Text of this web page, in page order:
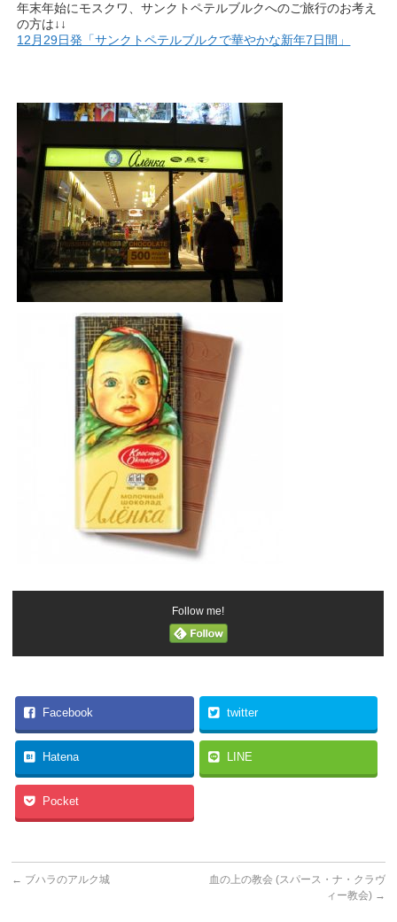
年末年始にモスクワ、サンクトペテルブルクへのご旅行のお考え
の方は↓↓
12月29日発「サンクトペテルブルクで華やかな新年7日間」
Follow me!
Facebook twitter
Hatena LINE
Pocket
← ブハラのアルク城
血の上の教会 (スパース・ナ・クラヴ
ィー教会) →